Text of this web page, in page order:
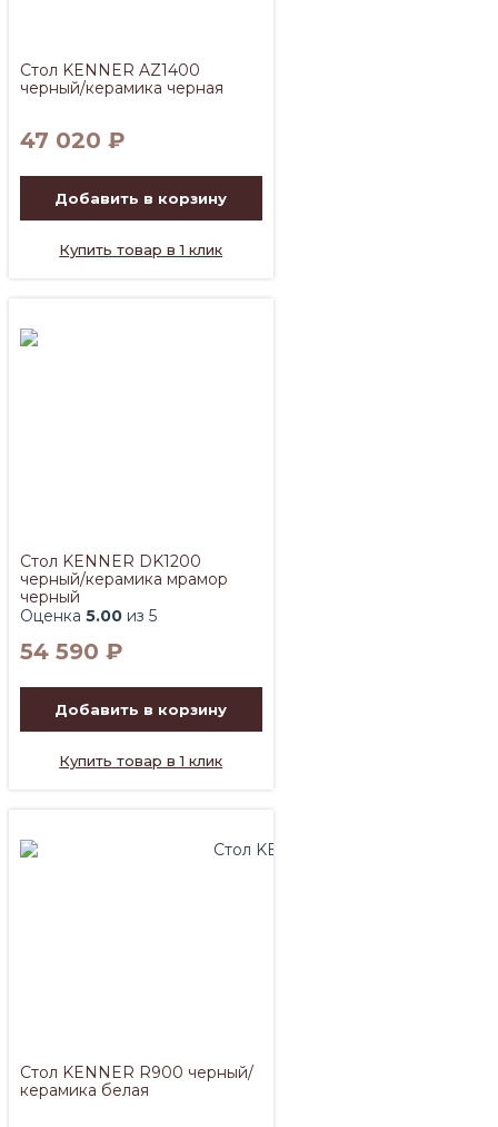
Стол KENNER AZ1400
черный/керамика черная
47 020 ₽
Добавить в корзину
Купить товар в 1 клик
Стол KENNER DK1200
черный/керамика мрамор
черный
Оценка 5.00 из 5
54 590 ₽
Добавить в корзину
Купить товар в 1 клик
Стол KENNER R900 черный/
керамика белая